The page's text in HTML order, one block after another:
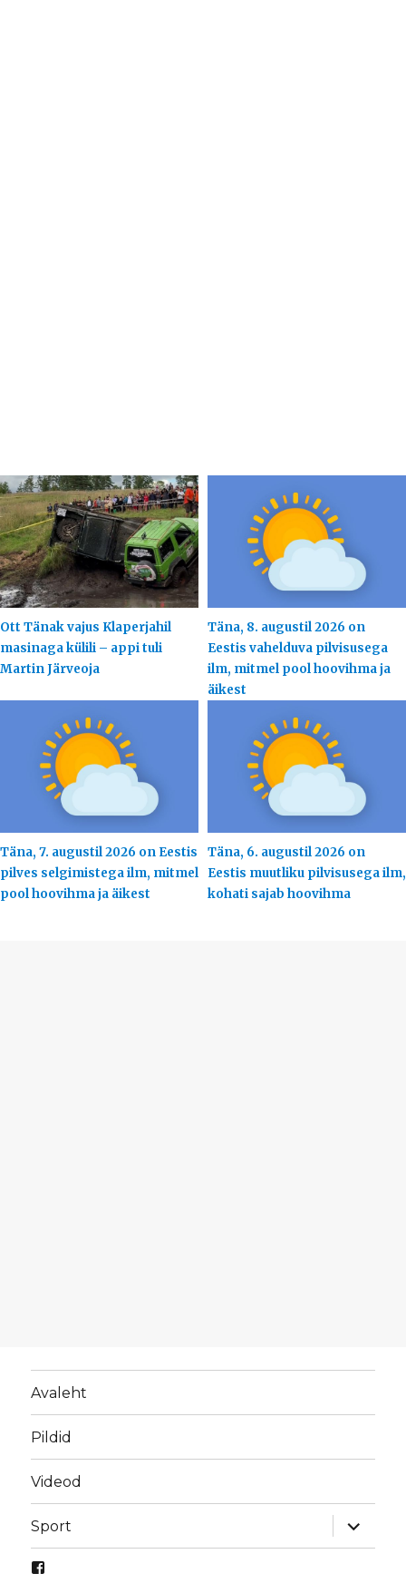
Ott Tänak vajus Klaperjahil
masinaga külili – appi tuli
Martin Järveoja
Täna, 8. augustil 2026 on
Eestis vahelduva pilvisusega
ilm, mitmel pool hoovihma ja
äikest
Täna, 7. augustil 2026 on Eestis
pilves selgimistega ilm, mitmel
pool hoovihma ja äikest
Täna, 6. augustil 2026 on
Eestis muutliku pilvisusega ilm,
kohati sajab hoovihma
Avaleht
Pildid
Videod
Sport
laienda